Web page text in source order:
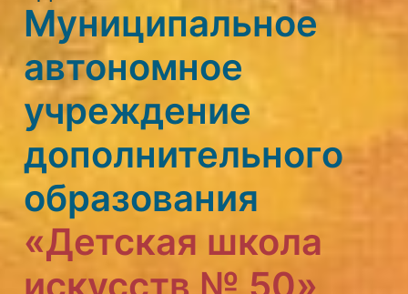
Муниципальное
автономное
учреждение
дополнительного
образования
«Детская школа